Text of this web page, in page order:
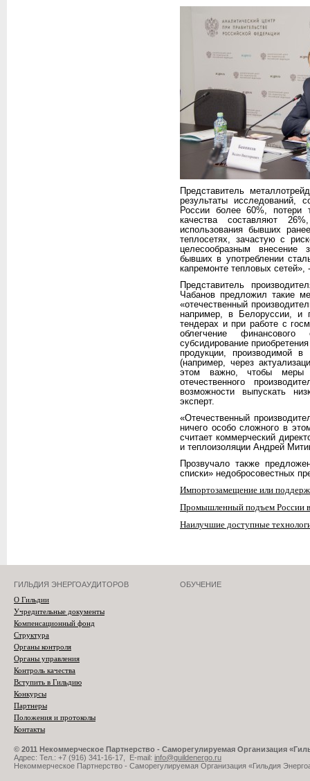
Представитель
результаты исследований,
России более 60%, потери
качества составляют
использования бывших
теплосетях, зачастую с
целесообразным внесение
бывших в употреблении
капремонте тепловых сетей»,
Представитель
Чабанов предложил такие
«отечественный
например, в Белоруссии, и
тендерах и при работе с
облегчение
субсидирование
продукции, производимой в
(например, через
этом важно, чтобы меры
отечественного
возможности выпускать
эксперт.
«Отечественный
ничего особо сложного в
считает коммерческий
и теплоизоляции Андрей
Прозвучало также
списки» недобросовестных
Импортозамещение или
Промышленный подъем России
Наилучшие доступные
ГИЛЬДИЯ ЭНЕРГОАУДИТОРОВ
О Гильдии
Учредительные документы
Компенсационный фонд
Структура
Органы контроля
Органы управления
Контроль качества
Вступить в Гильдию
Конкурсы
Партнеры
Положения и протоколы
Контакты
ОБУЧЕНИЕ
© 2011 Некоммерческое Партнерство - Саморегулируемая Организация
Адрес: Тел.: +7 (916) 341-16-17, E-mail: info@guildenergo.ru
Некоммерческое Партнерство - Саморегулируемая Организация «Гильдия